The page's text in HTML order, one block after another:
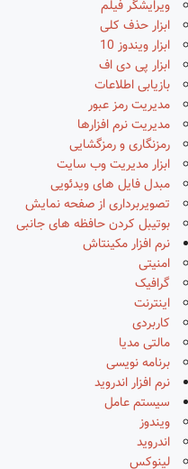
ویرایشگر فیلم
ابزار حذف کلی
ابزار ویندوز 10
ابزار پی دی اف
بازیابی اطلاعات
مدیریت رمز عبور
مدیریت نرم افزارها
رمزنگاری و رمزگشایی
ابزار مدیریت وب سایت
مبدل فایل های ویدئویی
تصویربرداری از صفحه نمایش
بوتیبل کردن حافظه های جانبی
نرم افزار مکینتاش
امنیتی
گرافیک
اینترنت
کاربردی
مالتی مدیا
برنامه نویسی
نرم افزار اندروید
سیستم عامل
ویندوز
اندروید
لینوکس